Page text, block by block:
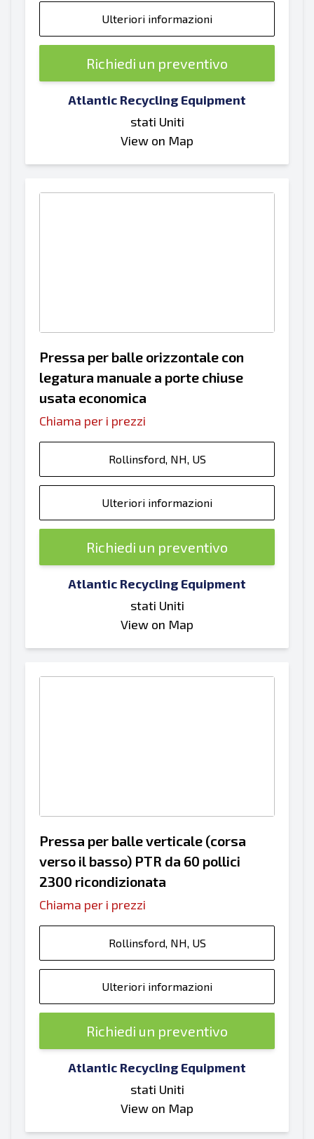
Ulteriori informazioni
Richiedi un preventivo
Atlantic Recycling Equipment
stati Uniti
View on Map
Pressa per balle orizzontale con
legatura manuale a porte chiuse
usata economica
Chiama per i prezzi
Rollinsford, NH, US
Ulteriori informazioni
Richiedi un preventivo
Atlantic Recycling Equipment
stati Uniti
View on Map
Pressa per balle verticale (corsa
verso il basso) PTR da 60 pollici
2300 ricondizionata
Chiama per i prezzi
Rollinsford, NH, US
Ulteriori informazioni
Richiedi un preventivo
Atlantic Recycling Equipment
stati Uniti
View on Map